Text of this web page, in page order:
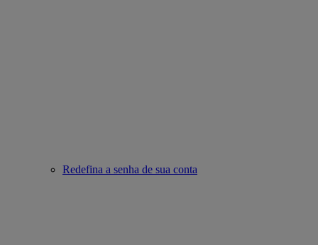
Redefina a senha de sua conta